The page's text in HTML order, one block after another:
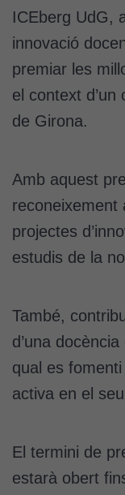
ICEberg UdG,
innovació
premiar les
el context
de Girona.
Amb aquest
reconeixement
projectes
estudis de la
També,
d’una
qual es
activa en el
El termini de
estarà obert